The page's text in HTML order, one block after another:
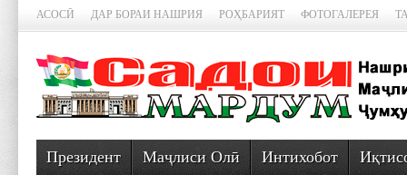
АСОСӢ ДАР БОРАИ НАШРИЯ РОҲБАРИЯТ ФОТОГАЛЕРЕЯ
Президент Маҷлиси Олӣ Интихобот